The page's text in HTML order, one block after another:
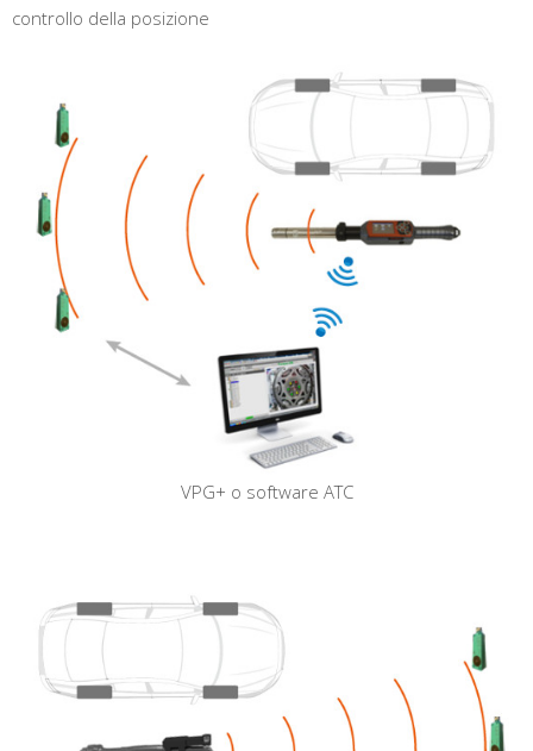
controllo della posizione
VPG+ o software ATC